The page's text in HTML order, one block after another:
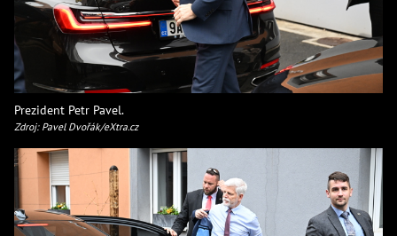
Prezident Petr Pavel.
Zdroj: Pavel Dvořák/eXtra.cz